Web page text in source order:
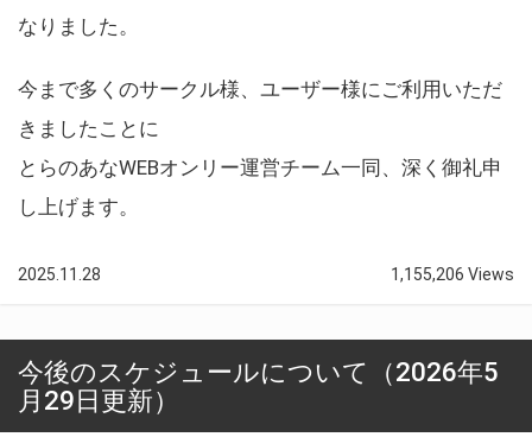
なりました。
今まで多くのサークル様、ユーザー様にご利用いただ
きましたことに
とらのあなWEBオンリー運営チーム一同、深く御礼申
し上げます。
2025.11.28 1,155,206 Views
今後のスケジュールについて（2026年5
月29日更新）